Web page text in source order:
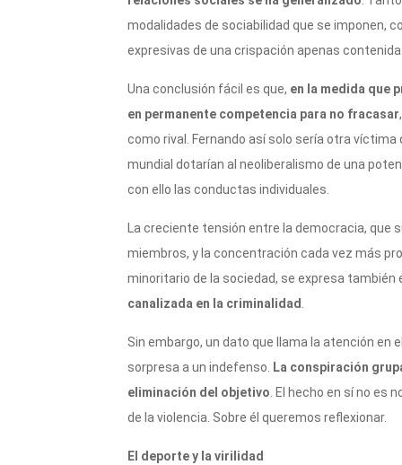
modalidades de sociabilidad que se imponen,
expresivas de una crispación apenas contenida.
Una conclusión fácil es que, en la medida que
en permanente competencia para no fracasar
como rival. Fernando así solo sería otra
mundial dotarían al neoliberalismo de una
con ello las conductas individuales.
La creciente tensión entre la democracia, que
miembros, y la concentración cada vez más
minoritario de la sociedad, se expresa también
canalizada en la criminalidad .
Sin embargo, un dato que llama la atención en
sorpresa a un indefenso. La conspiración
eliminación del objetivo. El hecho en sí no es
de la violencia. Sobre él queremos reflexionar.
El deporte y la virilidad